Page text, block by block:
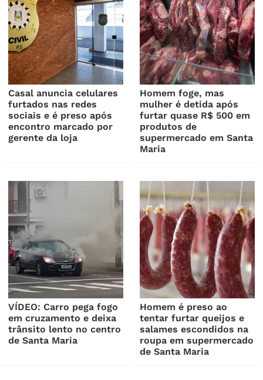
Casal anuncia celulares
furtados nas redes
sociais e é preso após
encontro marcado por
gerente da loja
Homem foge, mas
mulher é detida após
furtar quase R$ 500 em
produtos de
supermercado em Santa
Maria
VÍDEO: Carro pega fogo
em cruzamento e deixa
trânsito lento no centro
de Santa Maria
Homem é preso ao
tentar furtar queijos e
salames escondidos na
roupa em supermercado
de Santa Maria